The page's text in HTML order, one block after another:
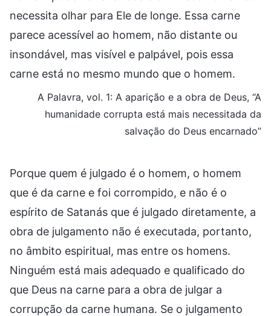
necessita olhar para Ele de longe. Essa carne
parece acessível ao homem, não distante ou
insondável, mas visível e palpável, pois essa
carne está no mesmo mundo que o homem.
A Palavra, vol. 1: A aparição e a obra de Deus, “A
humanidade corrupta está mais necessitada da
salvação do Deus encarnado”
Porque quem é julgado é o homem, o homem
que é da carne e foi corrompido, e não é o
espírito de Satanás que é julgado diretamente, a
obra de julgamento não é executada, portanto,
no âmbito espiritual, mas entre os homens.
Ninguém está mais adequado e qualificado do
que Deus na carne para a obra de julgar a
corrupção da carne humana. Se o julgamento